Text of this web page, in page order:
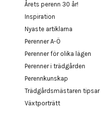
Årets perenn 30 år!
Inspiration
Nyaste artiklarna
Perenner A-Ö
Perenner för olika lägen
Perenner i trädgården
Perennkunskap
Trädgårdsmästaren tipsar
Växtporträtt